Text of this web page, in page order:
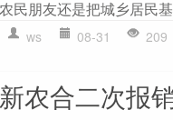
农民朋友还是把城乡居民
ws 08-31 209
新农合二次报